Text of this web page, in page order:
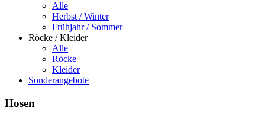
Alle
Herbst / Winter
Frühjahr / Sommer
Röcke / Kleider
Alle
Röcke
Kleider
Sonderangebote
Hosen